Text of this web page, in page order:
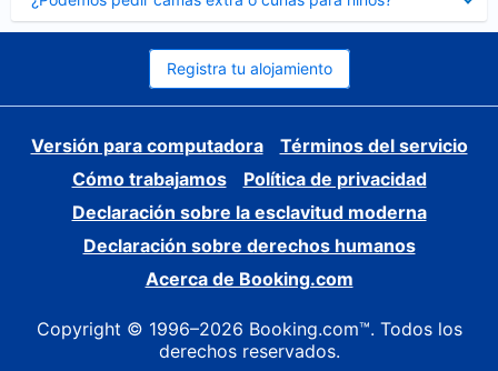
cerrado
Registra tu alojamiento
Versión para computadora
Términos del servicio
Cómo trabajamos
Política de privacidad
Declaración sobre la esclavitud moderna
Declaración sobre derechos humanos
Acerca de Booking.com
Copyright © 1996–2026 Booking.com™. Todos los
derechos reservados.